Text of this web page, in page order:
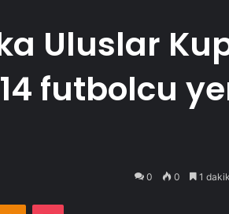
Uluslar
futbolcu
0 0 1
Odnoklassniki
Pocket